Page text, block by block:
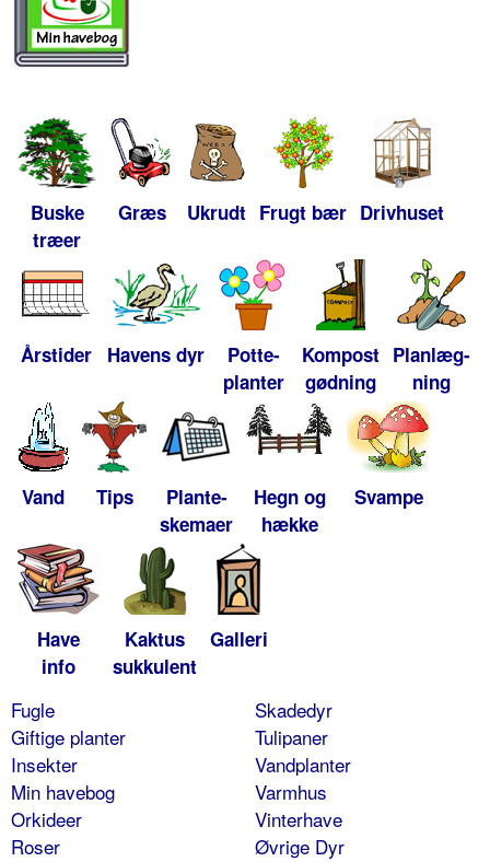
Buske
træer
Græs Ukrudt Frugt bær Drivhuset
Årstider Havens dyr
Potte-
planter
Kompost
gødning
Planlæg-
ning
Vand Tips
Plante-
skemaer
Hegn og
hække
Svampe
Have
info
Kaktus
sukkulent
Galleri
Fugle
Giftige planter
Insekter
Min havebog
Orkideer
Roser
Skadedyr
Tulipaner
Vandplanter
Varmhus
Vinterhave
Øvrige Dyr